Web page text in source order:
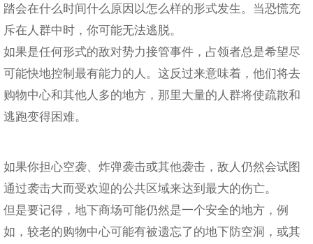
踏会在什么时间什么原因以怎么样的形式发生。当恐慌充
斥在人群中时，你可能无法逃脱。
如果是任何形式的敌对势力接管事件，占领者总是希望尽
可能快地控制最有能力的人。这反过来意味着，他们将去
购物中心和其他人多的地方，那里大量的人群将使疏散和
逃跑变得困难。
如果你担心空袭、炸弹袭击或其他袭击，敌人仍然会试图
通过袭击大而受欢迎的公共区域来达到最大的伤亡。
但是要记得，地下商场可能仍然是一个安全的地方，例
如，较老的购物中心可能有被遗忘了的地下防空洞，或其